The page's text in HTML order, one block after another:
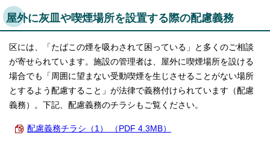
屋外に灰皿や喫煙場所を設置する際の配慮義務
区には、「たばこの煙を吸わされて困っている」と多くのご相談
が寄せられています。施設の管理者は、屋外に喫煙場所を設ける
場合でも「周囲に望まない受動喫煙を生じさせることがない場所
とするよう配慮すること」が法律で義務付けられています（配慮
義務）。下記、配慮義務のチラシもご覧ください。
配慮義務チラシ（1） （PDF 4.3MB）